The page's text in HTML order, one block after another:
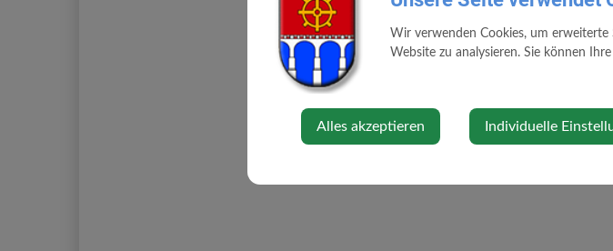
Wir verwenden Cookies, um
Website zu analysieren. Sie können
Alles akzeptieren Individuelle